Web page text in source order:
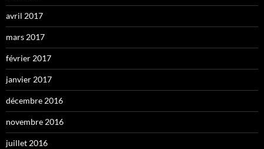
avril 2017
mars 2017
février 2017
janvier 2017
décembre 2016
novembre 2016
juillet 2016